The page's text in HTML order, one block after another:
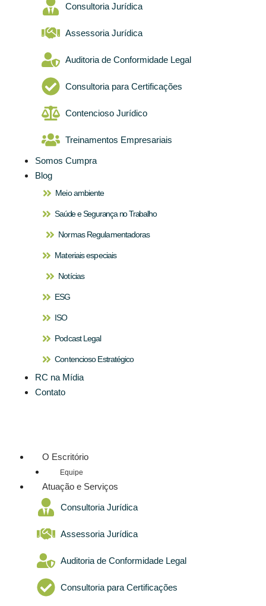
Consultoria Jurídica
Assessoria Jurídica
Auditoria de Conformidade Legal
Consultoria para Certificações
Contencioso Jurídico
Treinamentos Empresariais
Somos Cumpra
Blog
Meio ambiente
Saúde e Segurança no Trabalho
Normas Regulamentadoras
Materiais especiais
Notícias
ESG
ISO
Podcast Legal
Contencioso Estratégico
RC na Mídia
Contato
O Escritório
Equipe
Atuação e Serviços
Consultoria Jurídica
Assessoria Jurídica
Auditoria de Conformidade Legal
Consultoria para Certificações